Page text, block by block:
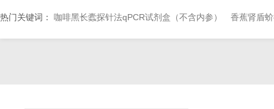
热门关键词： 咖啡黑长蠹探针法qPCR试剂盒（不含内参） 香蕉肾盾